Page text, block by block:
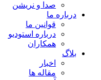
صدا و نریشن
درباره ما
قوانین ما
درباره استودیو
همکاران
بلاگ
اخبار
مقاله ها